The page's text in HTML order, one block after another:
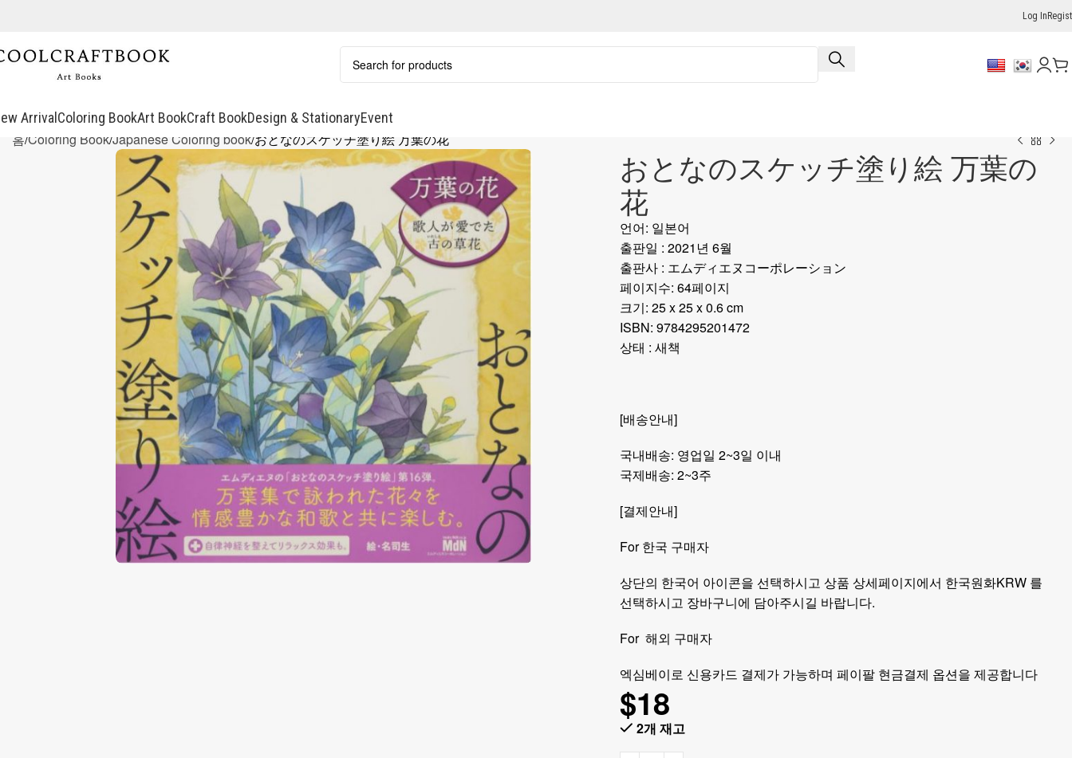
Log In
ArrivalColoring BookArt BookCraft BookDesign & StationaryEvent
홈 Coloring BookJapanese Coloring book おとなのスケッチ塗り絵 万葉の花
おとなのスケッチ塗り絵 万葉の
花
언어: 일본어
출판일 : 2021년 6월
출판사 : エムディエヌコーポレーション
페이지수: 64페이지
크기: 25 x 25 x 0.6 cm
ISBN: ‎9784295201472
상태 : 새책
[배송안내]
국내배송: 영업일 2~3일 이내
국제배송: 2~3주
[결제안내]
For 한국 구매자
상단의 한국어 아이콘을 선택하시고 상품 상세페이지에서 한국원화KRW 를
선택하시고 장바구니에 담아주시길 바랍니다.
For 해외 구매자
엑심베이로 신용카드 결제가 가능하며 페이팔 현금결제 옵션을 제공합니다
$18
2개 재고